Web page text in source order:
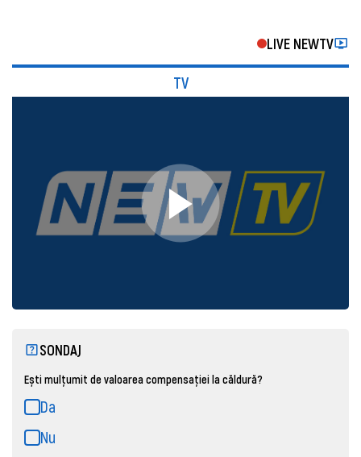
LIVE NEWTV
TV
SONDAJ
Ești mulțumit de valoarea compensației la căldură?
Da
Nu